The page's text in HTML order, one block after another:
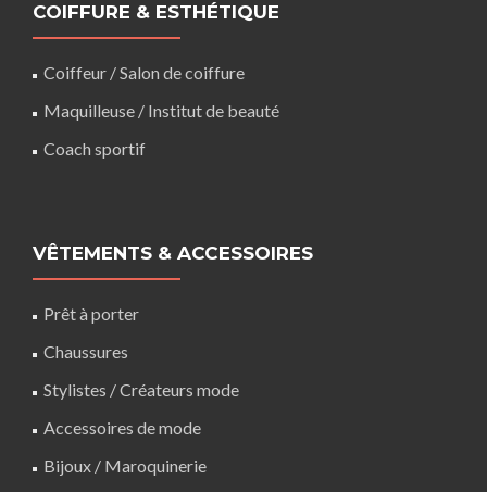
COIFFURE & ESTHÉTIQUE
Coiffeur /Salon de coiffure
Maquilleuse / Institut de beauté
Coach sportif
VÊTEMENTS & ACCESSOIRES
Prêt à porter
Chaussures
Stylistes / Créateurs mode
Accessoires de mode
Bijoux / Maroquinerie